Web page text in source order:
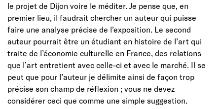
le projet de Dijon voire le méditer. Je pense que, en
premier lieu, il faudrait chercher un auteur qui puisse
faire une analyse précise de l’exposition. Le second
auteur pourrait être un étudiant en histoire de l’art qui
traite de l’économie culturelle en France, des relations
que l’art entretient avec celle-ci et avec le marché. Il se
peut que pour l’auteur je délimite ainsi de façon trop
précise son champ de réflexion ; vous ne devez
considérer ceci que comme une simple suggestion.